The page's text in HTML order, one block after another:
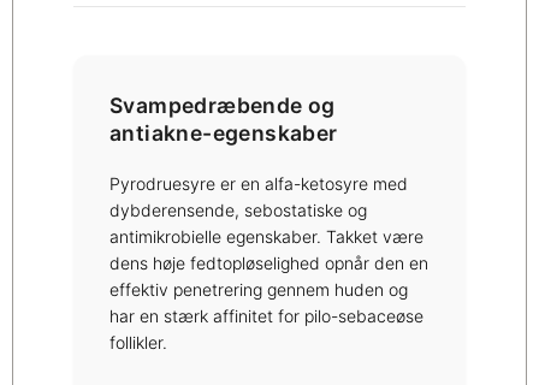
Svampedræbende og
antiakne-egenskaber
Pyrodruesyre er en alfa-ketosyre med
dybderensende, sebostatiske og
antimikrobielle egenskaber. Takket være
dens høje fedtopløselighed opnår den en
effektiv penetrering gennem huden og
har en stærk affinitet for pilo-sebaceøse
follikler.